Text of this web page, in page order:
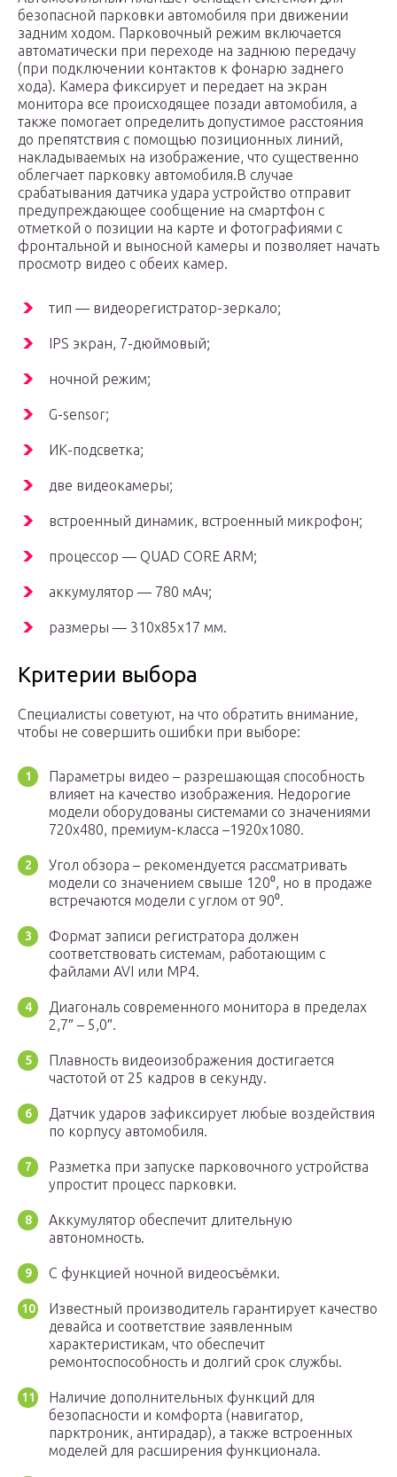
безопасной парковки автомобиля при движении
задним ходом. Парковочный режим включается
автоматически при переходе на заднюю передачу
(при подключении контактов к фонарю заднего
хода). Камера фиксирует и передает на экран
монитора все происходящее позади автомобиля, а
также помогает определить допустимое расстояния
до препятствия с помощью позиционных линий,
накладываемых на изображение, что существенно
облегчает парковку автомобиля.В случае
срабатывания датчика удара устройство отправит
предупреждающее сообщение на смартфон с
отметкой о позиции на карте и фотографиями с
фронтальной и выносной камеры и позволяет начать
просмотр видео с обеих камер.
тип — видеорегистратор-зеркало;
IPS экран, 7-дюймовый;
ночной режим;
G-sensor;
ИК-подсветка;
две видеокамеры;
встроенный динамик, встроенный микрофон;
процессор — QUAD CORE ARM;
аккумулятор — 780 мАч;
размеры — 310x85x17 мм.
Критерии выбора
Специалисты советуют, на что обратить внимание,
чтобы не совершить ошибки при выборе:
Параметры видео – разрешающая способность
влияет на качество изображения. Недорогие
модели оборудованы системами со значениями
720х480, премиум-класса –1920х1080.
Угол обзора – рекомендуется рассматривать
модели со значением свыше 120⁰, но в продаже
встречаются модели с углом от 90⁰.
Формат записи регистратора должен
соответствовать системам, работающим с
файлами AVI или MP4.
Диагональ современного монитора в пределах
2,7″ – 5,0″.
Плавность видеоизображения достигается
частотой от 25 кадров в секунду.
Датчик ударов зафиксирует любые воздействия
по корпусу автомобиля.
Разметка при запуске парковочного устройства
упростит процесс парковки.
Аккумулятор обеспечит длительную
автономность.
С функцией ночной видеосъёмки.
Известный производитель гарантирует качество
девайса и соответствие заявленным
характеристикам, что обеспечит
ремонтоспособность и долгий срок службы.
Наличие дополнительных функций для
безопасности и комфорта (навигатор,
парктроник, антирадар), а также встроенных
моделей для расширения функционала.